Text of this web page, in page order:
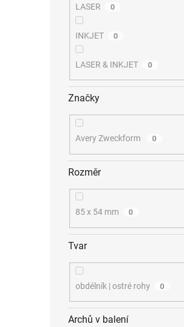
LASER 0
INKJET 0
LASER & INKJET 0
Značky
Avery Zweckform 0
Rozměr
85 x 54 mm 0
Tvar
obdélník | ostré rohy 0
Archů v balení